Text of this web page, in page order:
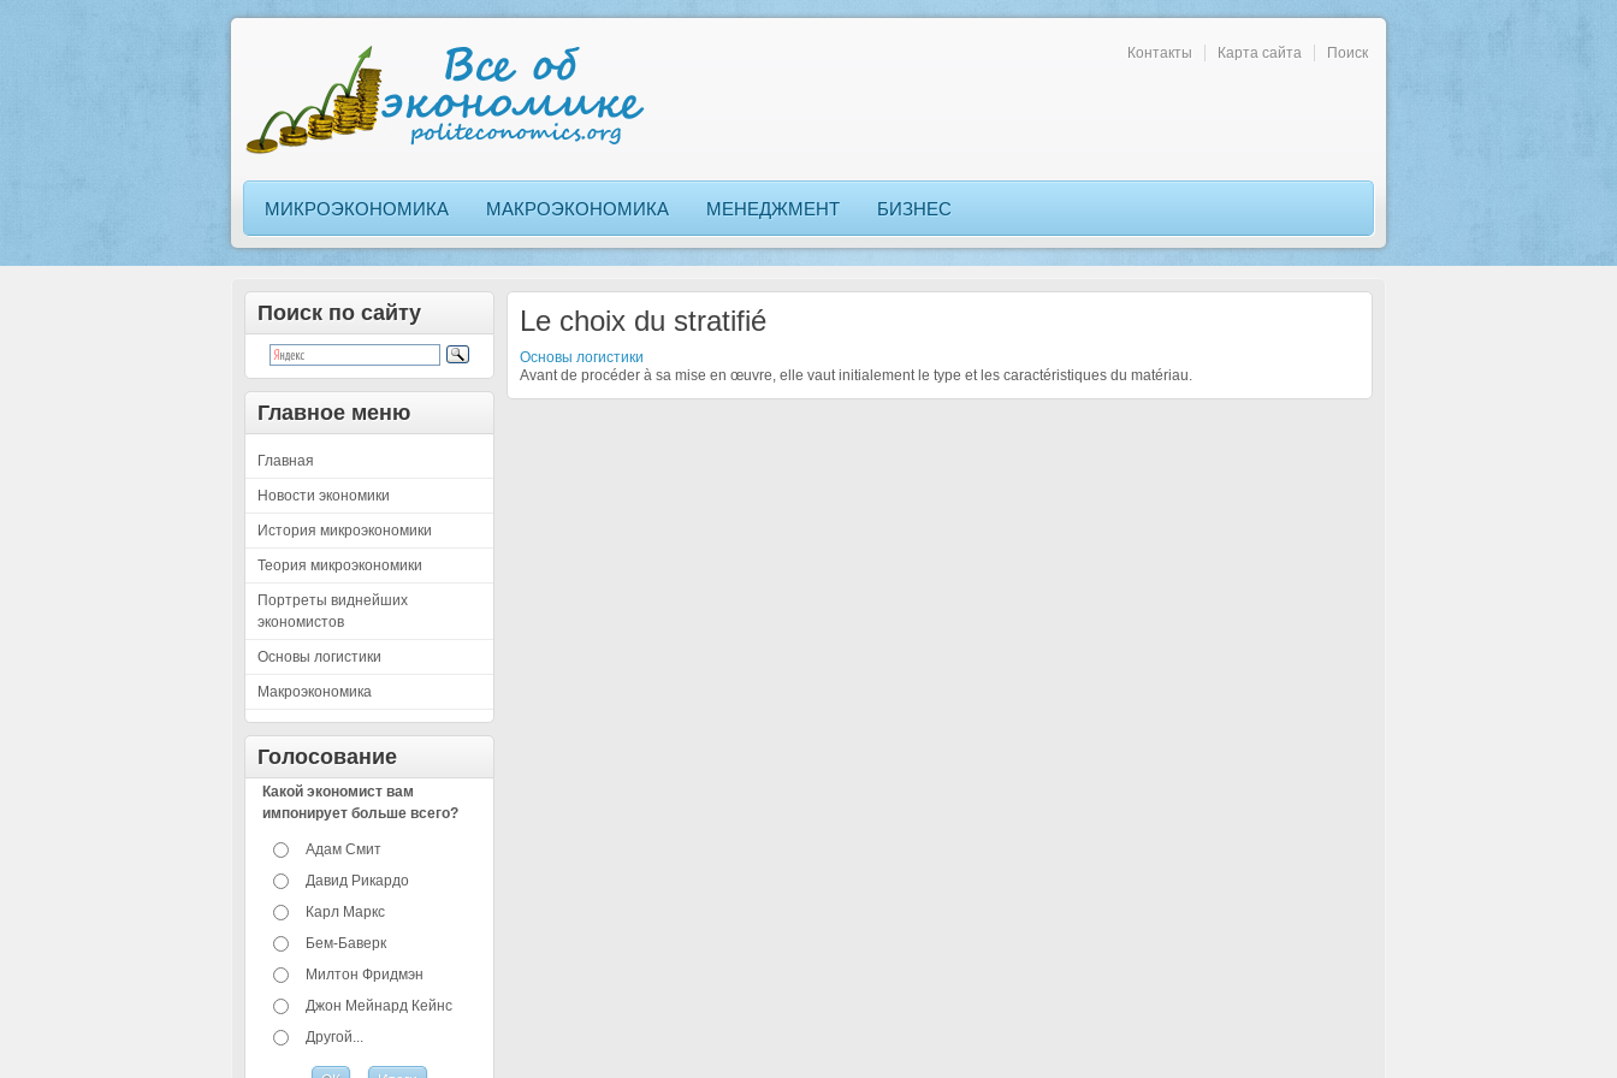
Контакты Карта сайта Поиск
МИКРОЭКОНОМИКА МАКРОЭКОНОМИКА МЕНЕДЖМЕНТ БИЗНЕС
Поиск по сайту
Главное меню
Главная
Новости экономики
История микроэкономики
Теория микроэкономики
Портреты виднейших
экономистов
Основы логистики
Макроэкономика
Голосование
Какой экономист вам
импонирует больше всего?
Адам Смит
Давид Рикардо
Карл Маркс
Бем-Баверк
Милтон Фридмэн
Джон Мейнард Кейнс
Другой...
Le choix du stratifié
Основы логистики
Avant de procéder à sa mise en œuvre, elle vaut initialement le type et les caractéristiques du matériau.